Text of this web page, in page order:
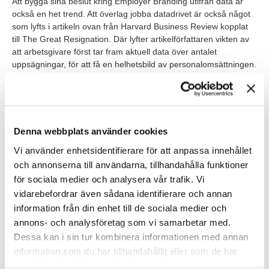
Denna webbplats använder cookies
Vi använder enhetsidentifierare för att anpassa innehållet
och annonserna till användarna, tillhandahålla funktioner
för sociala medier och analysera vår trafik. Vi
vidarebefordrar även sådana identifierare och annan
information från din enhet till de sociala medier och
annons- och analysföretag som vi samarbetar med.
Dessa kan i sin tur kombinera informationen med annan
information som du har tillhandahållit eller som de har
också en het trend. Att överlag jobba datadrivet är också något
som lyfts i artikeln ovan från Harvard Business Review kopplat
till The Great Resignation. Där lyfter artikelförfattaren vikten av
att arbetsgivare först tar fram aktuell data över antalet
uppsägningar, för att få en helhetsbild av personalomsättningen.
en medarbetare väljer att sluta och vilka yrkesgrupper som är
PS! Du vet väl att vi på TNG gärna hjälper till om du behöver
hjälp med att nå ut till flera kandidater och stärka ditt Employer
Brand och anställningserbjudande?
Kontakta oss idag!
Skribent